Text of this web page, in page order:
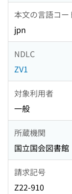
本文の言語コー
jpn
NDLC
ZV1
対象利用者
一般
所蔵機関
国立国会図書館
請求記号
Z22-910